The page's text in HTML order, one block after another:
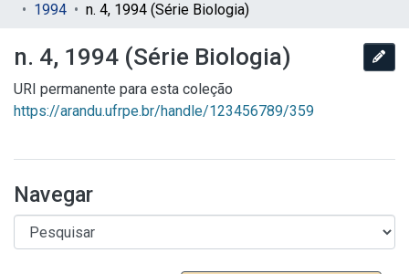
1994
n. 4, 1994 (Série Biologia)
n. 4, 1994 (Série Biologia)
URI permanente para esta coleção
https://arandu.ufrpe.br/handle/123456789/359
Navegar